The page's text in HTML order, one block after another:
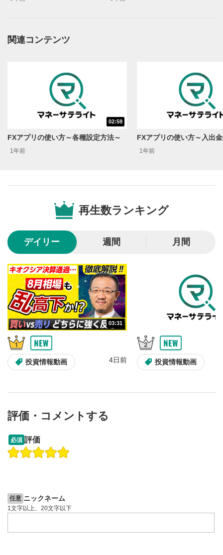
動画再生エリアにマウスを乗せると表示されます。
動画を再生または一時停止します。
10秒戻し/10秒送り
10秒、動画を巻き戻し/早送りします。
再生位置を示しています。再生したい位置をクリック
するとその位置から動画が再生されます。
音量調整
スライダーを上下すると音量が調整できます。
8
全画面表示
動画が全画面で表示されます。再度クリックすると元
関連コンテンツ
02:59
FXアプリの使い方～各種設定方法～
1年前 1年前
再生数ランキング
デイリー 週間 月間
03:31
投資情報動画 4日前 投資情報動画
操作説明動画
評価・コメントする
必須 評価
任意 ニックネーム
1文字以上、20文字以下